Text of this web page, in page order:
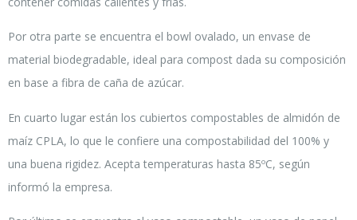
Por otra parte se encuentra el bowl ovalado, un envase de
material biodegradable, ideal para compost dada su composición
en base a fibra de caña de azúcar.
En cuarto lugar están los cubiertos compostables de almidón de
maíz CPLA, lo que le confiere una compostabilidad del 100% y
una buena rigidez. Acepta temperaturas hasta 85ºC, según
informó la empresa.